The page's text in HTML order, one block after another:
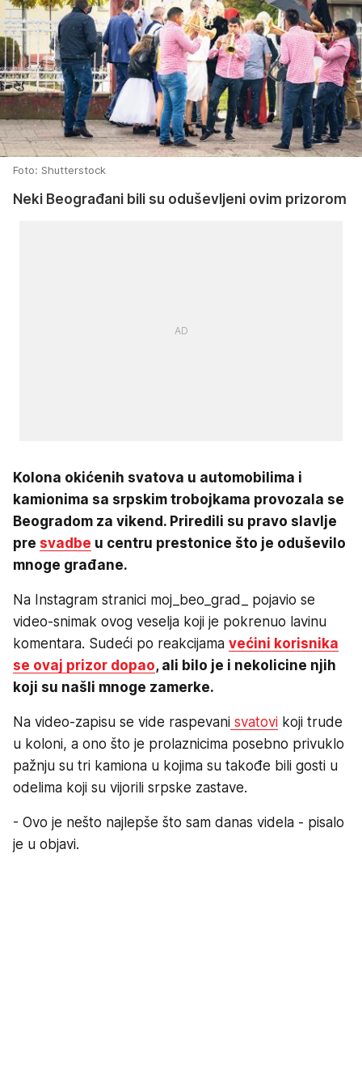
Foto: Shutterstock
Neki Beograđani bili su oduševljeni ovim prizorom
Kolona okićenih svatova u automobilima i
kamionima sa srpskim trobojkama provozala se
Beogradom za vikend. Priredili su pravo slavlje
pre svadbe u centru prestonice što je oduševilo
mnoge građane.
Na Instagram stranici moj_beo_grad_ pojavio se
video-snimak ovog veselja koji je pokrenuo lavinu
komentara. Sudeći po reakcijama većini korisnika
se ovaj prizor dopao, ali bilo je i nekolicine njih
koji su našli mnoge zamerke.
Na video-zapisu se vide raspevani svatovi koji trude
u koloni, a ono što je prolaznicima posebno privuklo
pažnju su tri kamiona u kojima su takođe bili gosti u
odelima koji su vijorili srpske zastave.
- Ovo je nešto najlepše što sam danas videla - pisalo
je u objavi.